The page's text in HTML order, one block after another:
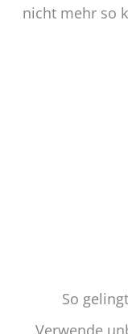
nicht mehr so
So
Verwende